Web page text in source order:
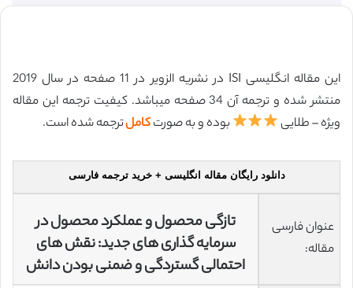
این مقاله انگلیسی ISI در نشریه الزویر در 11 صفحه در سال 2019
منتشر شده و ترجمه آن 34 صفحه میباشد. کیفیت ترجمه این مقاله
ویژه – طلایی
بوده و به صورتکاملترجمه شده است.
دانلود رایگان مقاله انگلیسی + خرید ترجمه فارسی
عنوان فارسی
مقاله:
تازگی محصول و عملکرد محصول در
سرمایه گذاری های جدید: نقش های
احتمالی گستردگی و ضمنی بودن دانش